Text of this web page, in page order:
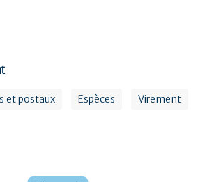
et postaux Espèces Virement
Voyagez en Préhistoire !